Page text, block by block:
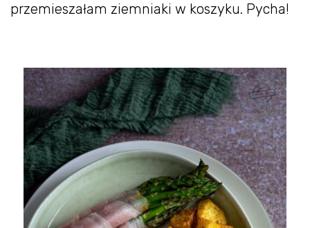
przemieszałam ziemniaki w koszyku. Pycha!